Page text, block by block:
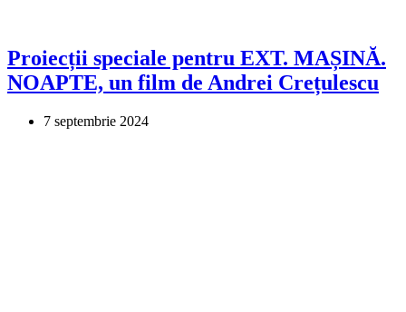
Proiecții speciale pentru EXT. MAȘINĂ.
NOAPTE, un film de Andrei Crețulescu
7 septembrie 2024